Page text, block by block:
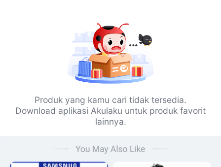
Produk yang kamu cari tidak tersedia.
Download aplikasi Akulaku untuk produk favorit
lainnya.